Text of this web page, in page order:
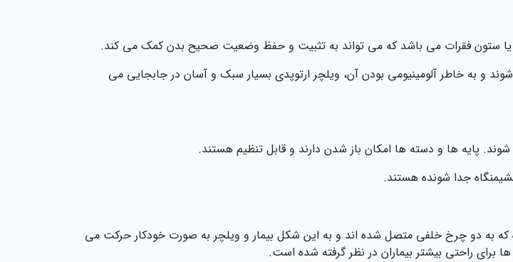
و یا ستون فقرات می باشد که می تواند به تثبیت و حفظ وضعیت صحیح بدن کمک می کند.
و به خاطر آلومینیومی بودن آن، ویلچر ارتوپدی بسیار سبک و آسان در جابجایی می
شوند. پایه ها و دسته ها امکان باز شدن دارند و قابل تنظیم هستند.
جدا شونده هستند.
که به دو چرخ خلفی متصل شده‌ اند و به این شکل بیمار و ویلچر به صورت خودکار حرکت می‌
برای راحتی بیشتر بیماران در نظر گرفته شده است.